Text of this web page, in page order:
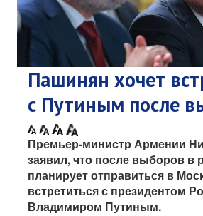
Пашинян хочет
с Путиным после
Премьер-министр Армении
заявил, что после выборов в
планирует отправиться в
встретиться с президентом
Владимиром Путиным.